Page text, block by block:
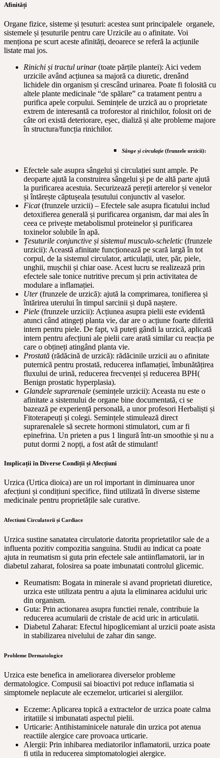
Afinități
Organe fizice, sisteme și țesuturi: acestea sunt principalele organele,
sistemele și țesuturile pentru care Urzicile au o afinitate. Voi
menționa pe scurt aceste afinități, deoarece se referă la acțiunile
listate mai jos.
Rinichi și tractul urinar(toate părțile plantei): Aici vedem
urzicile având acțiunea sa majoră ca diuretic, drenând
lichidele din organism și crescând urinarea. Poate fi folosită cu
altele plante medicinale “de spălare” ca tratament pentru a
purifica apele corpului. Semințele de urzică au o proprietate
extrem de interesantă ca troforestor al rinichilor, folosit ori de
câte ori există deteriorare, eșec, dializă și alte probleme majore
în structura/funcția rinichilor.
Sânge și circulație (frunzele urzicii):
Efectele sale asupra sângelui și circulației sunt ample. Pe
deoparte ajută la construirea sângelui și pe de altă parte ajută
la purificarea acestuia. Securizează pereții arterelor și venelor
și întărește căptușeala țesutului conjunctiv al vaselor.
Ficat(frunzele urzicii) – Efectele sale asupra ficatului includ
detoxifierea generală și purificarea organism, dar mai ales în
ceea ce privește metabolismul proteinelor și purificarea
toxinelor solubile în apă.
Țesuturile conjunctive și sistemul musculo-scheletic (frunzele
urzicii): Această afinitate funcționează pe scară largă în tot
corpul, de la sistemul circulator, articulații, uter, păr, piele,
unghii, mușchii și chiar oase. Acest lucru se realizează prin
efectele sale tonice nutritive precum și prin activitatea de
modulare a inflamației.
Uter(frunzele de urzică): ajută la comprimarea, tonifierea și
întărirea uterului în timpul sarcinii și după naștere.
Piele (frunzele urzicii): Acțiunea asupra pielii este evidentă
atunci când atingeți planta vie, dar are o acțiune foarte diferită
intern pentru piele. De fapt, vă puteți gândi la urzică, aplicată
intern pentru afecțiuni ale pielii care arată similar cu reacția pe
care o obțineți atingând planta vie.
Prostată (rădăcină de urzică): rădăcinile urzicii au o afinitate
puternică pentru prostată, reducerea inflamației, îmbunătățirea
fluxului de urină, reducerea frecvenței și reducerea BPH(
Benign prostatic hyperplasia).
Glandele suprarenale (semințele urzicii): Aceasta nu este o
afinitate a sistemului de organe bine documentată, ci se
bazează pe experiență personală, a unor profesori Herbaliști și
Fitoterapeuți și colegi. Semințele stimulează direct
suprarenalele să secrete hormoni stimulatori, cum ar fi
epinefrina. Un prieten a pus 1 lingură într-un smoothie și nu a
putut dormi 2 nopți, a fost atât de stimulant!
Implicații în Diverse Condiții și Afecțiuni
Urzica (Urtica dioica) are un rol important in diminuarea unor
afecțiuni și condițiuni specifice, fiind utilizată în diverse sisteme
medicinale pentru proprietățile sale curative.
Afectiuni Circulatorii și Cardiace
Urzica sustine sanatatea circulatorie datorita proprietatilor sale de a
influenta pozitiv compozitia sanguina. Studii au indicat ca poate
ajuta in reumatism si guta prin efectele sale antiinflamatorii, iar in
diabetul zaharat, folosirea sa poate imbunatati controlul glicemic.
Reumatism: Bogata in minerale si avand proprietati diuretice,
urzica este utilizata pentru a ajuta la eliminarea acidului uric
din organism.
Guta: Prin actionarea asupra functiei renale, contribuie la
reducerea acumularii de cristale de acid uric in articulatii.
Diabetul Zaharat: Efectul hipoglicemiant al urzicii poate asista
in stabilizarea nivelului de zahar din sange.
Probleme Dermatologice
Urzica este benefica in ameliorarea diverselor probleme
dermatologice. Compusii sai bioactivi pot reduce inflamatia si
simptomele neplacute ale eczemelor, urticariei si alergiilor.
Eczeme: Aplicarea topică a extractelor de urzica poate calma
iritatiile si imbunatati aspectul pielii.
Urticarie: Antihistaminicele naturale din urzica pot atenua
reactiile alergice care provoaca urticarie.
Alergii: Prin inhibarea mediatorilor inflamatorii, urzica poate
fi utila in reducerea simptomatologiei alergice.